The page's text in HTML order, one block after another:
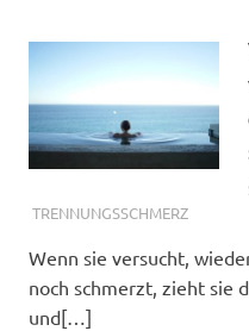
TRENNUNGSSCHMERZ
Wenn sie versucht,
noch schmerzt, zieht sie
und[…]